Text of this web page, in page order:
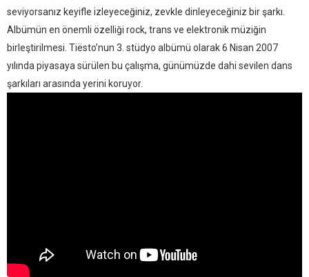
seviyorsanız keyifle izleyeceğiniz, zevkle dinleyeceğiniz bir şarkı.
Albümün en önemli özelliği rock, trans ve elektronik müziğin
birleştirilmesi. Tiësto’nun 3. stüdyo albümü olarak 6 Nisan 2007
yılında piyasaya sürülen bu çalışma, günümüzde dahi sevilen dans
şarkıları arasında yerini koruyor.